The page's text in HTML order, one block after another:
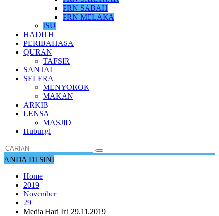
PRN SABAH
PRN MELAKA
ISU
HADITH
PERIBAHASA
QURAN
TAFSIR
SANTAI
SELERA
MENYOROK
MAKAN
ARKIB
LENSA
MASJID
Hubungi
ANDA DI SINI
Home
2019
November
29
Media Hari Ini 29.11.2019